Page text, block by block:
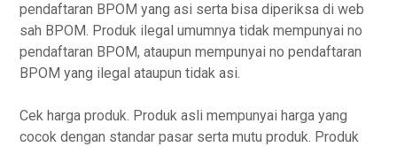
pendaftaran BPOM yang asi serta bisa diperiksa di web
sah BPOM. Produk ilegal umumnya tidak mempunyai no
pendaftaran BPOM, ataupun mempunyai no pendaftaran
BPOM yang ilegal ataupun tidak asi.
Cek harga produk. Produk asli mempunyai harga yang
cocok dengan standar pasar serta mutu produk. Produk